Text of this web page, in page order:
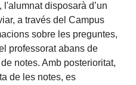
disposarà d’un
a través del Campus
sobre les preguntes,
professorat abans de
notes. Amb posterioritat,
de les notes, es